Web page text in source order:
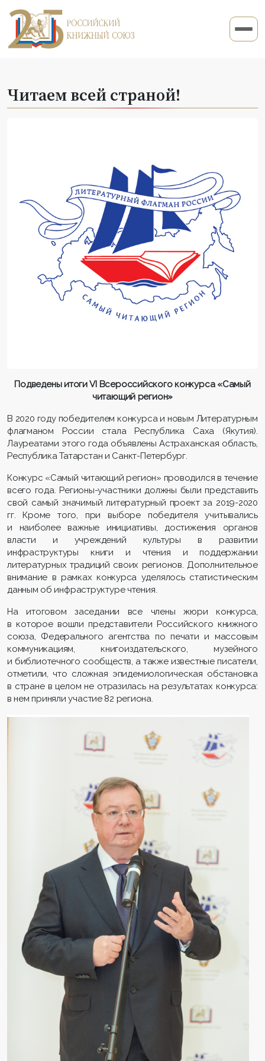
Читаем всей страной!
Подведены итогиVI Всероссийского конкурса «Самый
читающий регион»
В 2020 году победителем конкурса и новым Литературным
флагманом России стала Республика Саха (Якутия).
Лауреатами этого года объявлены Астраханская область,
Республика Татарстан и Санкт-Петербург.
Конкурс «Самый читающий регион» проводился в течение
всего года. Регионы-участники должны были представить
свой самый значимый литературный проект за 2019-2020
гг. Кроме того, при выборе победителя учитывались
и наиболее важные инициативы, достижения органов
власти и учреждений культуры в развитии
инфраструктуры книги и чтения и поддержании
литературных традиций своих регионов. Дополнительное
внимание в рамках конкурса уделялось статистическим
данным об инфраструктуре чтения.
На итоговом заседании все члены жюри конкурса,
в которое вошли представители Российского книжного
союза, Федерального агентства по печати и массовым
коммуникациям, книгоиздательского, музейного
и библиотечного сообществ, а также известные писатели,
отметили, что сложная эпидемиологическая обстановка
в стране в целом не отразилась на результатах конкурса:
в нем приняли участие 82 региона.